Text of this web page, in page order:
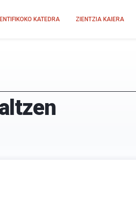
KATEDRA ZIENTZIA KAIERA